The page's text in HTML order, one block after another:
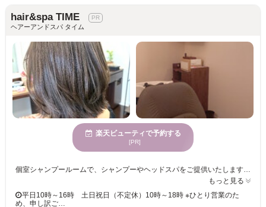
hair&spa TIME
ヘアーアンドスパ タイム
楽天ビューティで予約する
[PR]
個室シャンプールームで、シャンプーやヘッドスパをご提供いたします☆ フルフラットですので、お首に負担をかけずにお寛ぎいただけます。 思わず寝落ちしてました…頭痛が楽になったとお声もいただいております…☆ 毎日のセット方法からスキンケアまで、美容の情報をお伝えします。 きっと満足していただけますので、お気軽にご来店くださいませ。 お客様のご来店お待ちしております。
もっと見る
平日10時～16時 土日祝日（不定休）10時～18時 ※ひとり営業のた
め、申し訳ご…